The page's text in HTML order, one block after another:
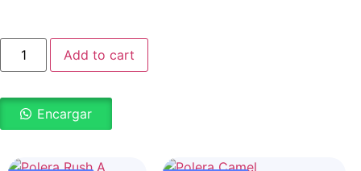
Add to cart
Encargar